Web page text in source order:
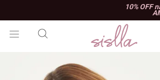
10% OFF na primeira compra,
AMOSISLLA e